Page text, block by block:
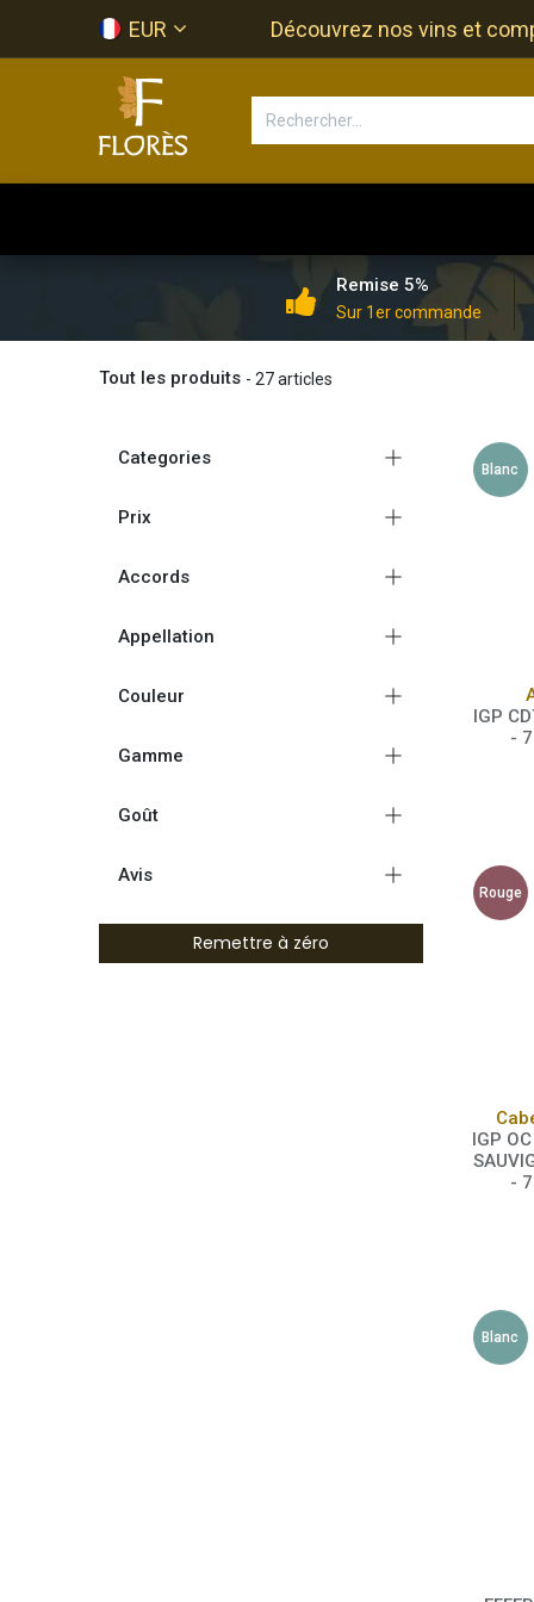
EUR Découvrez nos vins et
Remise 5%
Sur 1er commande
Tout les produits - 27 articles
Categories
Prix
Accords
Appellation
Couleur
Gamme
Goût
Avis
Remettre à zéro
Blanc
IGP
-
Rouge
IGP
-
Blanc